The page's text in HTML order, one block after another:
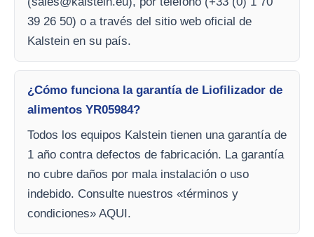
39 26 50) o a través del sitio web oficial de
Kalstein en su país.
¿Cómo funciona la garantía de Liofilizador de
alimentos YR05984?
Todos los equipos Kalstein tienen una garantía de
1 año contra defectos de fabricación. La garantía
no cubre daños por mala instalación o uso
indebido. Consulte nuestros «términos y
condiciones» AQUI.